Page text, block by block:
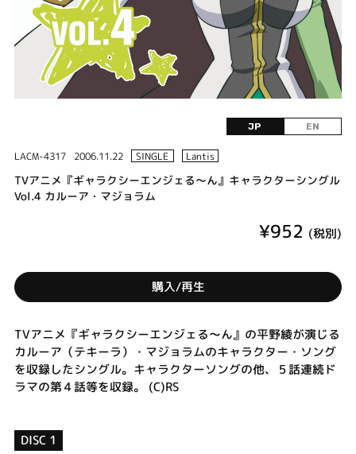
JP EN
LACM-4317 2006.11.22 SINGLE Lantis
TVアニメ『ギャラクシーエンジェる～ん』キャラクターシングル
Vol.4 カルーア・マジョラム
¥952 (税別)
購入/再生
TVアニメ『ギャラクシーエンジェる～ん』の平野綾が演じる
カルーア（テキーラ）・マジョラムのキャラクター・ソング
を収録したシングル。キャラクターソングの他、５話連続ド
ラマの第４話等を収録。 (C)RS
DISC 1